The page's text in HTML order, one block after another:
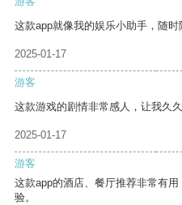
这款app就像我的娱乐小助手，随时
2025-01-17
游客
这款游戏的剧情非常感人，让我久久
2025-01-17
游客
这款app的酒店、餐厅推荐非常有
验。